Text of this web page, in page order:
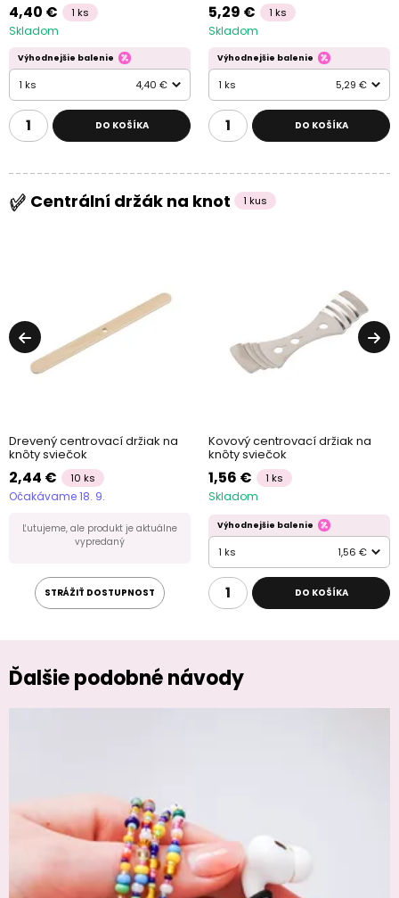
4,40 € 1 ks
Skladom
Výhodnejšie balenie
1 ks 4,40 €
DO KOŠÍKA
5,29 € 1 ks
Skladom
Výhodnejšie balenie
1 ks 5,29 €
DO KOŠÍKA
Centrální držák na knot 1 kus
Drevený centrovací držiak na
knôty sviečok
2,44 € 10 ks
Očakávame 18. 9.
Ľutujeme, ale produkt je aktuálne
vypredaný
STRÁŽIŤ DOSTUPNOST
Kovový centrovací držiak na
knôty sviečok
1,56 € 1 ks
Skladom
Výhodnejšie balenie
1 ks 1,56 €
DO KOŠÍKA
Ďalšie podobné návody